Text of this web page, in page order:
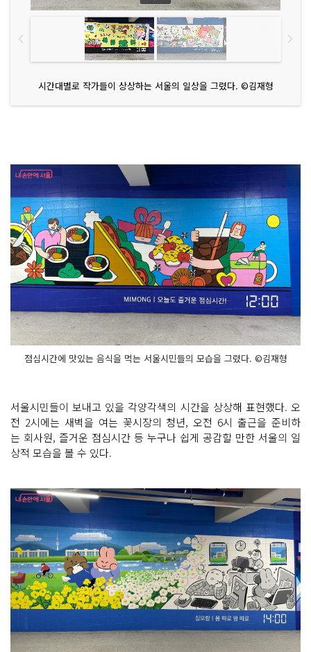
시간대별로 작가들이 상상하는 서울의 일상을 그렸다. ©김재형
점심시간에 맛있는 음식을 먹는 서울시민들의 모습을 그렸다. ©김재형
서울시민들이 보내고 있을 각양각색의 시간을 상상해 표현했다. 오
전 2시에는 새벽을 여는 꽃시장의 청년, 오전 6시 출근을 준비하
는 회사원, 즐거운 점심시간 등 누구나 쉽게 공감할 만한 서울의 일
상적 모습을 볼 수 있다.